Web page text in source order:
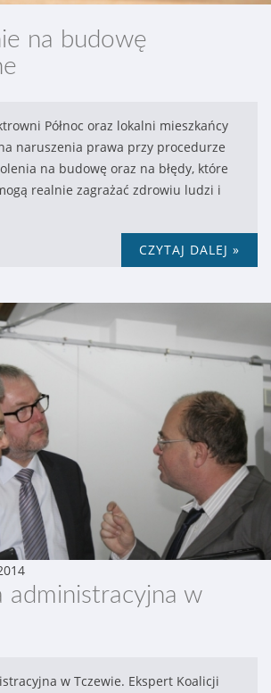
na budowę
Północ oraz lokalni mieszkańcy
naruszenia prawa przy procedurze
na budowę oraz na błędy, które
realnie zagrażać zdrowiu ludzi i
CZYTAJ DALEJ »
administracyjna w
w Tczewie. Ekspert Koalicji